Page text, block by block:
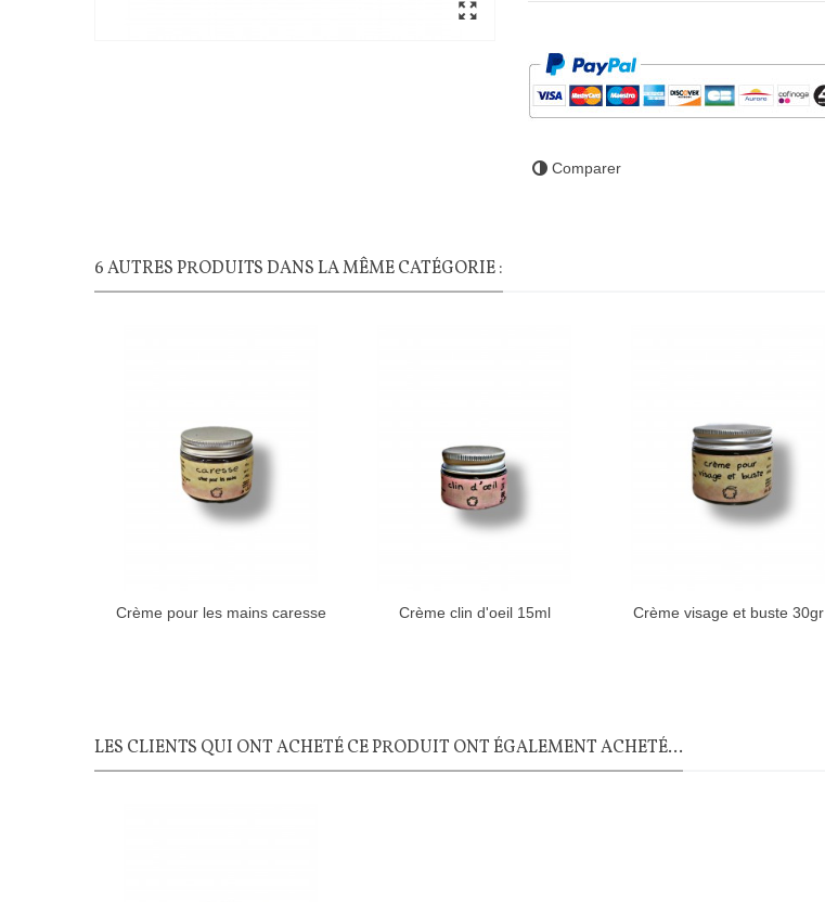
Comparer
6 AUTRES PRODUITS DANS LA MÊME CATÉGORIE :
Crème pour les mains caresse
Crème clin d'oeil 15ml Crème visage et buste 30gr
LES CLIENTS QUI ONT ACHETÉ CE PRODUIT ONT ÉGALEMENT ACHETÉ...